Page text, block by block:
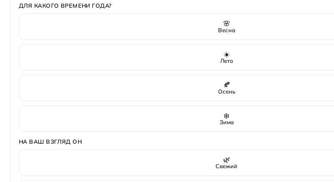
ДЛЯ КАКОГО ВРЕМЕНИ ГОДА?
🌸
Весна
☀️
Лето
🍂
Осень
❄️
Зима
НА ВАШ ВЗГЛЯД ОН
🌿
Свежий